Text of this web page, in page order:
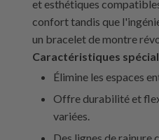
et esthétiques
confort tandis que
un bracelet de montre
Caractéristiques
Élimine les espaces
Offre durabilité et
variées.